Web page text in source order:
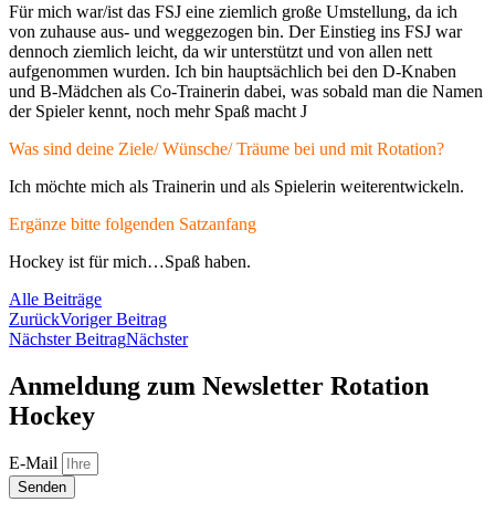
Für mich war/ist das FSJ eine ziemlich große Umstellung, da ich
von zuhause aus- und weggezogen bin. Der Einstieg ins FSJ war
dennoch ziemlich leicht, da wir unterstützt und von allen nett
aufgenommen wurden. Ich bin hauptsächlich bei den D-Knaben
und B-Mädchen als Co-Trainerin dabei, was sobald man die Namen
der Spieler kennt, noch mehr Spaß macht J
Was sind deine Ziele/ Wünsche/ Träume bei und mit Rotation?
Ich möchte mich als Trainerin und als Spielerin weiterentwickeln.
Ergänze bitte folgenden Satzanfang
Hockey ist für mich…Spaß haben.
Alle Beiträge
ZurückVoriger Beitrag
Nächster BeitragNächster
Anmeldung zum Newsletter Rotation
Hockey
E-Mail
Senden